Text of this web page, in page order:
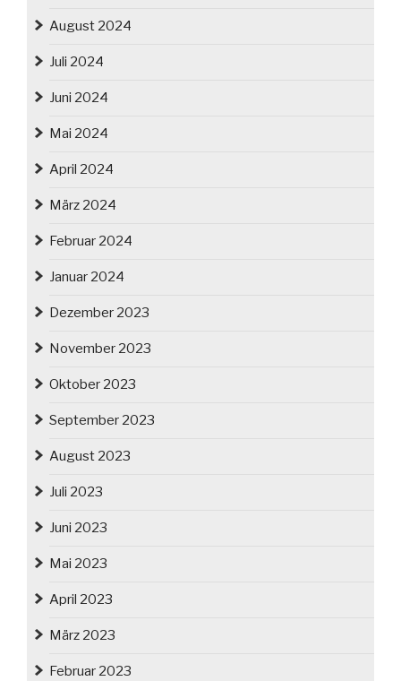
August 2024
Juli 2024
Juni 2024
Mai 2024
April 2024
März 2024
Februar 2024
Januar 2024
Dezember 2023
November 2023
Oktober 2023
September 2023
August 2023
Juli 2023
Juni 2023
Mai 2023
April 2023
März 2023
Februar 2023